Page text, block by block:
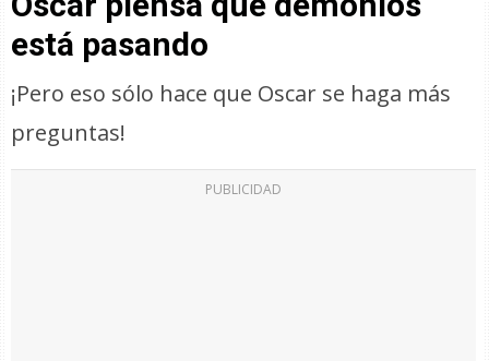
está pasando
¡Pero eso sólo hace que Oscar se haga más
preguntas!
PUBLICIDAD